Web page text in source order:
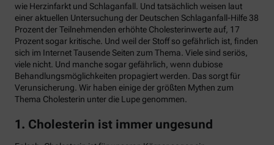
wie Herzinfarkt und Schlaganfall. Und tatsächlich weisen laut
einer aktuellen Untersuchung der Deutschen Schlaganfall-Hilfe 38
Prozent der Teilnehmenden erhöhte Cholesterinwerte auf, 17
Prozent sogar kritische. Und weil der Stoff so gefährlich ist, finden
sich im Internet Tausende Seiten zum Thema. Viele sind seriös,
viele nicht. Und manche sogar gefährlich, wenn dubiose
Behandlungsmöglichkeiten propagiert werden. Das sorgt für
Verunsicherung. Wir haben einige der größten Mythen zum
Thema Cholesterin unter die Lupe genommen.
1. Cholesterin ist immer ungesund